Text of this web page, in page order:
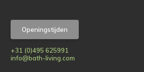
Openingstijden
+31 (0)495 625991
info@bath-living.com